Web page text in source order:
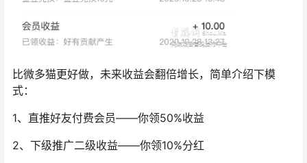
比微多猫更好做，未来收益会翻倍增长，简单介绍下模
式：
1、直推好友付费会员——你领50%收益
2、下级推广二级收益——你领10%分红